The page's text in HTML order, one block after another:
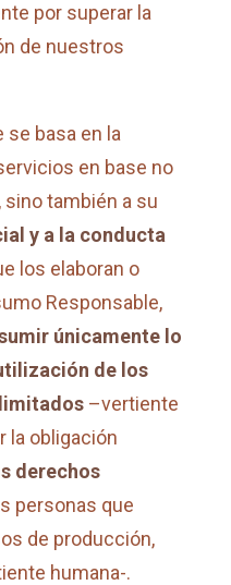
por superar la
de nuestros
se basa en la
en base no
sino también a su
y a la conducta
los elaboran o
Responsable,
únicamente lo
de los
–vertiente
la obligación
derechos
personas que
de producción,
humana-.